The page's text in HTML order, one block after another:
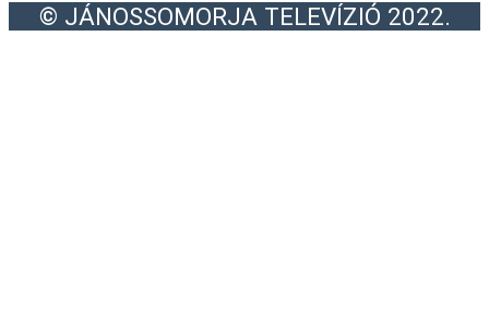
© JÁNOSSOMORJA TELEVÍZIÓ 2022.